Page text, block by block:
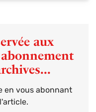
aux
en vous abonnant